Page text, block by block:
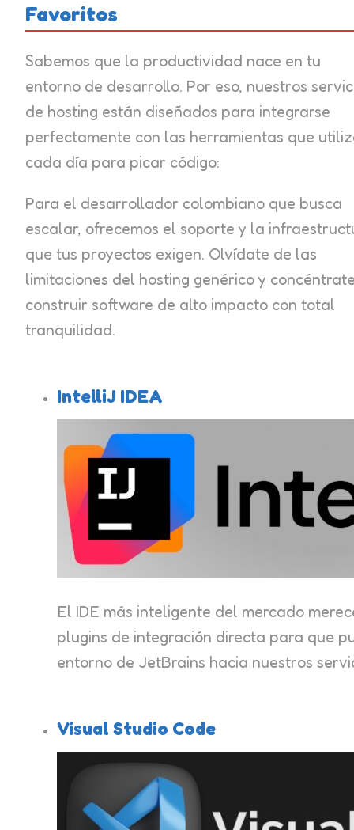
Favoritos
Sabemos que la productividad nace en tu
entorno de desarrollo. Por eso, nuestros
de hosting están diseñados para integrarse
perfectamente con las herramientas que
cada día para picar código:
Para el desarrollador colombiano que busca
escalar, ofrecemos el soporte y la
que tus proyectos exigen. Olvídate de las
limitaciones del hosting genérico y
construir software de alto impacto con total
tranquilidad.
IntelliJ IDEA
El IDE más inteligente del mercado
plugins de integración directa para que
entorno de JetBrains hacia nuestros
Visual Studio Code